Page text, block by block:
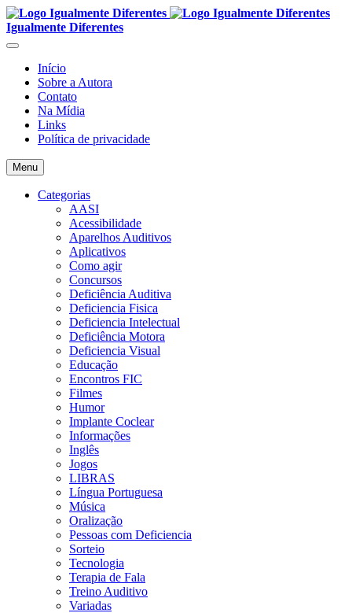
Igualmente Diferentes
Início
Sobre a Autora
Contato
Na Mídia
Links
Política de privacidade
Menu
Categorias
AASI
Acessibilidade
Aparelhos Auditivos
Aplicativos
Como agir
Concursos
Deficiência Auditiva
Deficiencia Fisica
Deficiencia Intelectual
Deficiência Motora
Deficiencia Visual
Educação
Encontros FIC
Filmes
Humor
Implante Coclear
Informações
Inglês
Jogos
LIBRAS
Língua Portuguesa
Música
Oralização
Pessoas com Deficiencia
Sorteio
Tecnologia
Terapia de Fala
Treino Auditivo
Variadas